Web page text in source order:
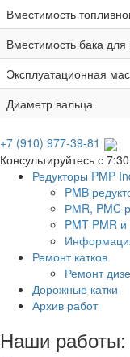
Вместимость
Вместимость бака для
Эксплуатационная
Диаметр вальца
+7 (910) 977-39-81
Консультируйтесь с
Редукторы PMP
PMB
РМR, PMC
PMT PMR и
Ремонт катков
Ремонт
Дорожные катки
Архив работ
Наши работы: